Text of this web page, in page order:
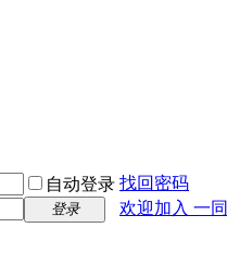
自动登录 找回密码
登录
欢迎加入 一